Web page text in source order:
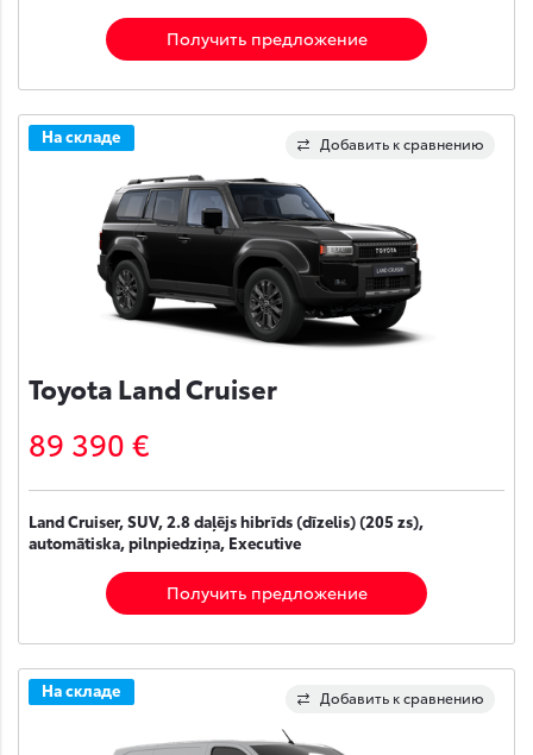
Получить предложение
Добавить к сравнению
На складе
Toyota Land Cruiser
89 390 €
Land Cruiser, SUV, 2.8 daļējs hibrīds (dīzelis) (205 zs),
automātiska, pilnpiedziņa, Executive
Получить предложение
Добавить к сравнению
На складе